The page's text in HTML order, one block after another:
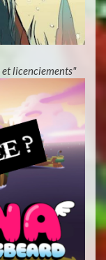
et licenciements"